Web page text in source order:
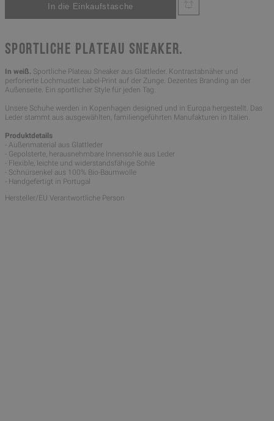
SPORTLICHE PLATEAU SNEAKER.
In weiß. Sportliche Plateau Sneaker aus Glattleder. Kontrastabnäher und
perforierte Lochmuster. Label-Print auf der Zunge. Dezentes Branding an der
Außenseite. Ein sportlicher Style für jeden Tag.
Unsere Schuhe werden in Kopenhagen designed und in Europa hergestellt. Das
Leder stammt aus ausgewählten, familiengeführten Manufakturen in Italien.
Produktdetails
- Außenmaterial aus Glattleder
- Gepolsterte, herausnehmbare Innensohle aus Leder
- Flexible, leichte und widerstandsfähige Sohle
- Schnürsenkel aus 100% Bio-Baumwolle
- Handgefertigt in Portugal
Hersteller/EU Verantwortliche Person